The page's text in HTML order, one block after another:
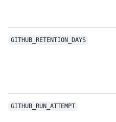
GITHUB_RETENTION_ DAYS
GITHUB_RUN_ATTEMPT